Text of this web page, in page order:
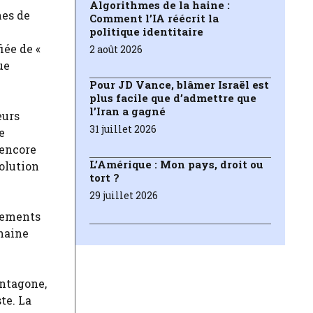
de
de «
La
Algorithmes de la haine :
Comment l’IA réécrit la
politique identitaire
2 août 2026
Pour JD Vance, blâmer Israël est
plus facile que d’admettre que
l’Iran a gagné
31 juillet 2026
L’Amérique : Mon pays, droit ou
tort ?
29 juillet 2026